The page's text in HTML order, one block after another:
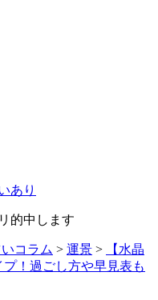
あり
的中します
コラム > 運景 >
【水晶
！過ごし方や早見表も